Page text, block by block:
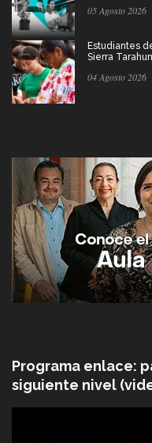
05 Agosto 2026
Estudiantes
Sierra
04 Agosto 2026
Programa enlace:
siguiente nivel